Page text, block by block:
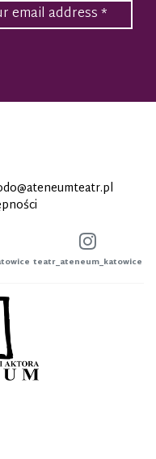
teatr_ateneum_katowice